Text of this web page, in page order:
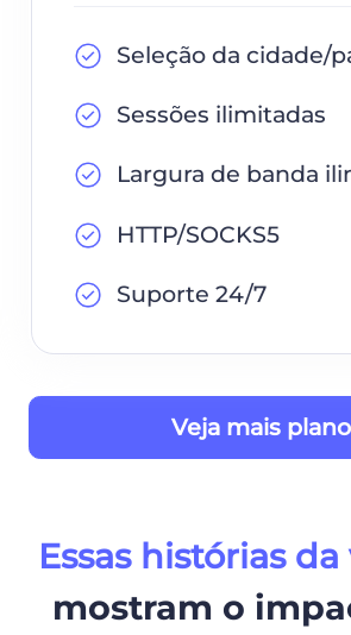
Seleção da cidade/
Sessões ilimitadas
Largura de banda
HTTP/SOCKS5
Suporte 24/7
Veja mais
Essas histórias
mostram o